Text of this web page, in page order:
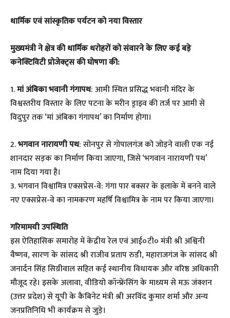
धार्मिक एवं सांस्कृतिक पर्यटन को नया विस्तार
मुख्यमंत्री ने क्षेत्र की धार्मिक धरोहरों को संवारने के लिए कई बड़े
कनेक्टिविटी प्रोजेक्ट्स की घोषणा की:
1.मां अंबिका भवानी गंगापथ: आमी स्थित प्रसिद्ध भवानी मंदिर के
विश्वस्तरीय विस्तार के लिए पटना के मरीन ड्राइव की तर्ज पर आमी से
विदुपुर तक ‘मां अंबिका गंगापथ’ का निर्माण होगा।
2.भगवान नारायणी पथ: सोनपुर से गोपालगंज को जोड़ने वाली एक नई
शानदार सड़क का निर्माण किया जाएगा, जिसे ‘भगवान नारायणी पथ’
नाम दिया गया है।
3. भगवान विश्वामित्र एक्सप्रेस-वे: गंगा पार बक्सर के इलाके में बनने वाले
नए एक्सप्रेस-वे का नामकरण महर्षि विश्वामित्र के नाम पर किया जाएगा।
गरिमामयी उपस्थिति
इस ऐतिहासिक समारोह में केंद्रीय रेल एवं आई०टी० मंत्री श्री अश्विनी
वैष्णव, सारण के सांसद श्री राजीव प्रताप रुडी, महाराजगंज के सांसद श्री
जनार्दन सिंह सिग्रीवाल सहित कई स्थानीय विधायक और वरिष्ठ अधिकारी
मौजूद रहे। इसके अलावा, वीडियो कॉन्फ्रेंसिंग के माध्यम से मऊ जंक्शन
(उत्तर प्रदेश) से यूपी के कैबिनेट मंत्री श्री अरविंद कुमार शर्मा और अन्य
जनप्रतिनिधि भी कार्यक्रम से जुड़े।